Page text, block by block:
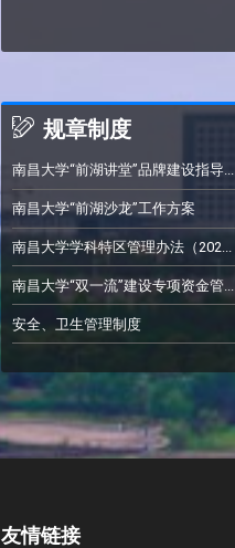
规章制度
南昌大学“前湖讲堂”品牌建设指导...
南昌大学“前湖沙龙”工作方案
南昌大学学科特区管理办法（202...
南昌大学“双一流”建设专项资金管...
安全、卫生管理制度
友情链接